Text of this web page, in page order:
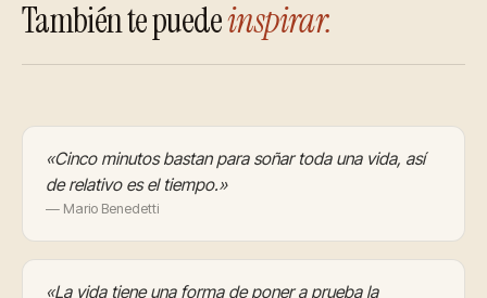
También te puedeinspirar.
«Cinco minutos bastan para soñar toda una vida, así
de relativo es el tiempo.»
— Mario Benedetti
«La vida tiene una forma de poner a prueba la